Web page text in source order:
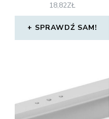
18,82ZŁ
SPRAWDŹ SAM!